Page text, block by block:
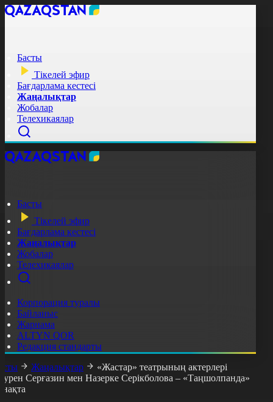
Басты
Тікелей эфир
Бағдарлама кестесі
Жаңалықтар
Жобалар
Телехикаялар
Басты
Тікелей эфир
Бағдарлама кестесі
Жаңалықтар
Жобалар
Телехикаялар
Корпорация туралы
Байланыс
Жарнама
ALTYN QOR
Редакция стандарты
Жаңалықтар
«Жастар» театрының актерлері
Серғазин мен Назерке Серікболова – «Таңшолпанда»